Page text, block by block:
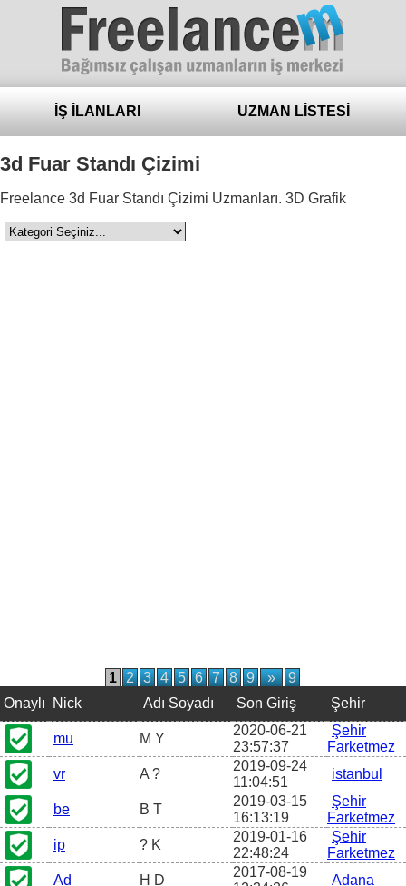
Freelance
İŞ İLANLARI UZMAN LİSTESİ
3d Fuar Standı Çizimi
Freelance 3d Fuar Standı Çizimi Uzmanları. 3D Grafik
1 2 3 4 5 6 7 8 9 » 9
Onaylı
Nick Adı Soyadı Son Giriş Şehir
mu M Y
2020-06-21
23:57:37
Şehir
Farketmez
vr
A ?
2019-09-24
11:04:51
istanbul
be B T
2019-03-15
16:13:19
Şehir
Farketmez
ip
? K
2019-01-16
22:48:24
Şehir
Farketmez
Ad
H D
2017-08-19
Adana